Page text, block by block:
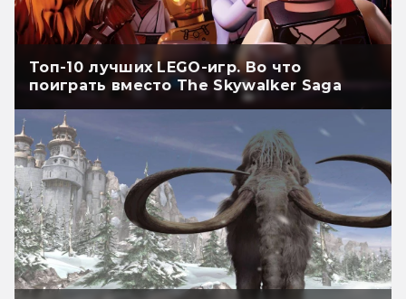
Топ-10 лучших LEGO-игр. Во что
поиграть вместо The Skywalker Saga